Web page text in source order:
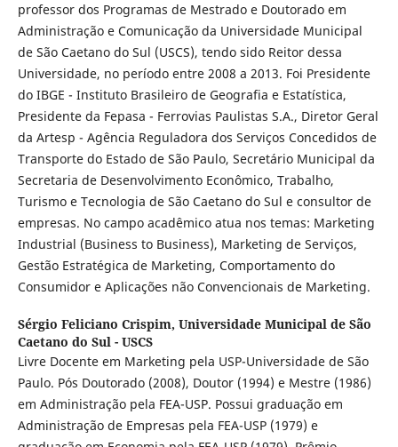
professor dos Programas de Mestrado e Doutorado em
Administração e Comunicação da Universidade Municipal
de São Caetano do Sul (USCS), tendo sido Reitor dessa
Universidade, no período entre 2008 a 2013. Foi Presidente
do IBGE - Instituto Brasileiro de Geografia e Estatística,
Presidente da Fepasa - Ferrovias Paulistas S.A., Diretor Geral
da Artesp - Agência Reguladora dos Serviços Concedidos de
Transporte do Estado de São Paulo, Secretário Municipal da
Secretaria de Desenvolvimento Econômico, Trabalho,
Turismo e Tecnologia de São Caetano do Sul e consultor de
empresas. No campo acadêmico atua nos temas: Marketing
Industrial (Business to Business), Marketing de Serviços,
Gestão Estratégica de Marketing, Comportamento do
Consumidor e Aplicações não Convencionais de Marketing.
Sérgio Feliciano Crispim, Universidade Municipal de São
Caetano do Sul - USCS
Livre Docente em Marketing pela USP-Universidade de São
Paulo. Pós Doutorado (2008), Doutor (1994) e Mestre (1986)
em Administração pela FEA-USP. Possui graduação em
Administração de Empresas pela FEA-USP (1979) e